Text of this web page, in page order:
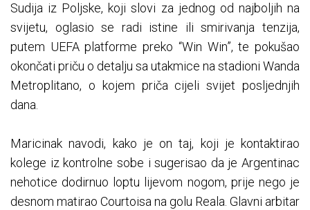
Sudija iz Poljske, koji slovi za jednog od najboljih na
svijetu, oglasio se radi istine ili smirivanja tenzija,
putem UEFA platforme preko “Win Win”, te pokušao
okončati priču o detalju sa utakmice na stadioni Wanda
Metroplitano, o kojem priča cijeli svijet posljednjih
dana.
Maricinak navodi, kako je on taj, koji je kontaktirao
kolege iz kontrolne sobe i sugerisao da je Argentinac
nehotice dodirnuo loptu lijevom nogom, prije nego je
desnom matirao Courtoisa na golu Reala. Glavni arbitar